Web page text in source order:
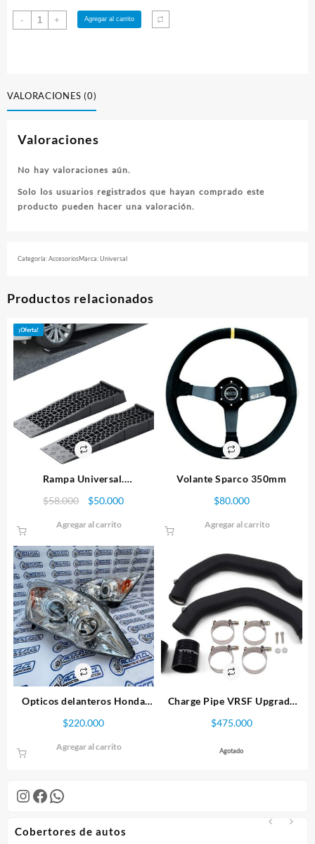
Instagram
Facebook
WhatsApp
Cobertores de autos
-
Rebordeador
inoxidable
cantidad
+ Agregar al carrito
VALORACIONES (0)
Valoraciones
No hay valoraciones aún.
Solo los usuarios registrados que hayan comprado este
producto pueden hacer una valoración.
Categoría:AccesoriosMarca:Universal
Productos relacionados
¡Oferta!
Rampa Universal.
70cm*20cm*8cm
$58.000
El
original
era:
$58.000.
$50.000El
es:
$50.000.
Agregar al carrito
Volante Sparco 350mm
$80.000
Agregar al carrito
Opticos delanteros Honda
$220.000
Agregar al carrito
Charge Pipe VRSF Upgrade
Competition F80 F82 F87 S55
Año 2015 – 2019
$475.000
Agotado